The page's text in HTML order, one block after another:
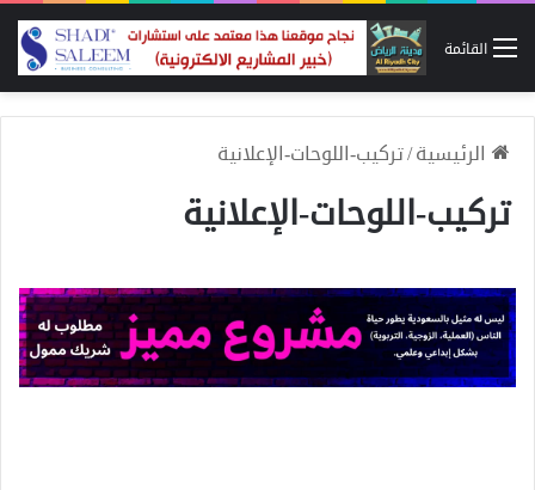
القائمة
الرئيسية/تركيب-اللوحات-الإعلانية
تركيب-اللوحات-الإعلانية